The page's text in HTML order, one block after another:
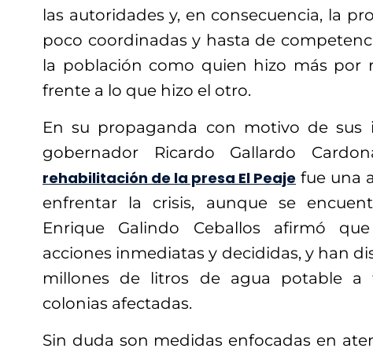
las autoridades y, en consecuencia, la
poco coordinadas y hasta de
la población como quien hizo más por
frente a lo que hizo el otro.
En su propaganda con motivo de sus
gobernador Ricardo Gallardo
rehabilitación de la presa El Peaje fue una
enfrentar la crisis, aunque se
Enrique Galindo Ceballos afirmó
acciones inmediatas y decididas, y han
millones de litros de agua potable a
colonias afectadas.
Sin duda son medidas enfocadas en